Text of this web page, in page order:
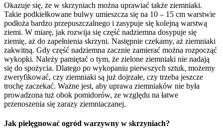
Okazuje się, że w skrzyniach można uprawiać także ziemniaki.
Takie podkiełkowane bulwy umieszcza się na 10 – 15 cm warstwie
podłoża bardzo przepuszczalnego i zasypuje się kolejną warstwą
ziemi. W miarę, jak rozwija się część nadziemna dosypuje się
ziemię, aż do zapełnienia skrzyni. Następnie czekamy, aż ziemniaki
zakwitną. Gdy część nadziemna zacznie zamierać można rozpocząć
wykopki. Należy pamiętać o tym, że zielone ziemniaki nie nadają
się do spożycia. Dlatego po wykopaniu pierwszych sztuk, możemy
zweryfikować, czy ziemniaki są już dojrzałe, czy trzeba jeszcze
trochę zaczekać. Ważne jest, aby uprawa ziemniaków nie była
prowadzona tuż obok pomidorów, ze względu na łatwe
przenoszenia się zarazy ziemniaczanej.
Jak pielęgnować ogród warzywny w skrzyniach?